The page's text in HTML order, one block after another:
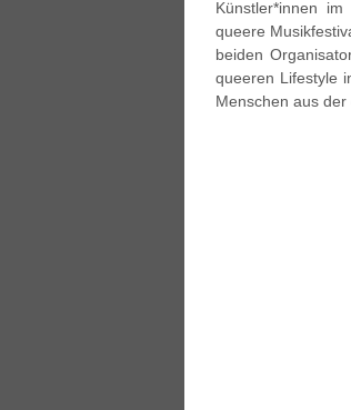
Künstler*innen
queere
beiden
queeren Lifestyle
Menschen aus